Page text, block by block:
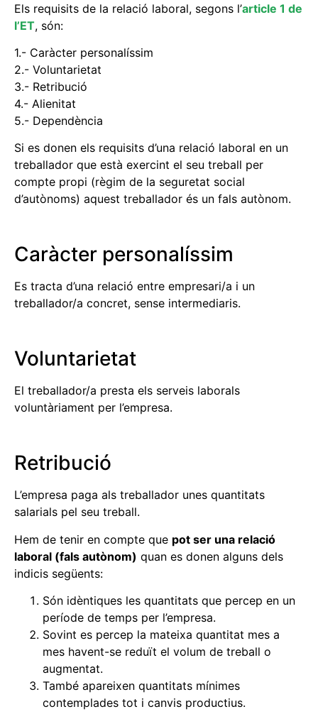
Els requisits de la relació laboral, segons l’article 1 de
l’ET, són:
1.- Caràcter personalíssim
2.- Voluntarietat
3.- Retribució
4.- Alienitat
5.- Dependència
Si es donen els requisits d’una relació laboral en un
treballador que està exercint el seu treball per
compte propi (règim de la seguretat social
d’autònoms) aquest treballador és un fals autònom.
Caràcter personalíssim
Es tracta d’una relació entre empresari/a i un
treballador/a concret, sense intermediaris.
Voluntarietat
El treballador/a presta els serveis laborals
voluntàriament per l’empresa.
Retribució
L’empresa paga als treballador unes quantitats
salarials pel seu treball.
Hem de tenir en compte que pot ser una relació
laboral (fals autònom) quan es donen alguns dels
indicis següents:
Són idèntiques les quantitats que percep en un
període de temps per l’empresa.
Sovint es percep la mateixa quantitat mes a
mes havent-se reduït el volum de treball o
augmentat.
També apareixen quantitats mínimes
contemplades tot i canvis productius.